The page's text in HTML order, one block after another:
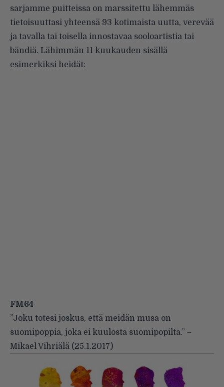
sarjamme puitteissa on marssitettu lähemmäs
tietoisuuttasi yhteensä 93 kotimaista uutta, verevää
ja tavalla tai toisella innostavaa sooloartistia tai
bändiä. Lähimmän 11 kuukauden sisällä
esimerkiksi heidät:
FM64
”Joku totesi joskus, että meidän musa on
suomipoppia, joka ei kuulosta suomipopilta.” –
Mikael Vihriälä (25.1.2017)